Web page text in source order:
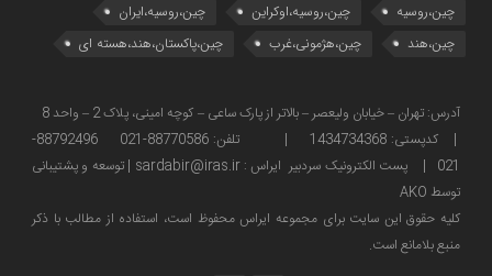
چین،روسیه
چین،روسیه،اوکراین
چین،روسیه،ایران
چین،هند
چین،هژمونی،غرب چین،پاکستان،هند،هسته ای
| کدپستی: 1434734368 | تلفن: 88770586-021 88792496-
021 | پست الکترونیک سردبیر ایراس : sardabir@iras.ir |
توسعه و پشتیبانی
توسط AKO
كليه حقوق این سایت برای مجموعه ایراس محفوظ است، استفاده از مطالب با ذكر
منبع بلامانع است.